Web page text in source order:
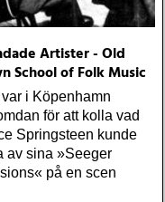
Artister - Old
School of Folk Music
i Köpenhamn
för att kolla vad
Springsteen kunde
av sina »Seeger
på en scen